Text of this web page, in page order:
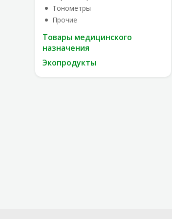
Тонометры
Прочие
Товары медицинского
назначения
Экопродукты